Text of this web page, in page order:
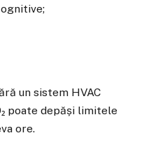
un sistem HVAC
poate depăși limitele
ore.